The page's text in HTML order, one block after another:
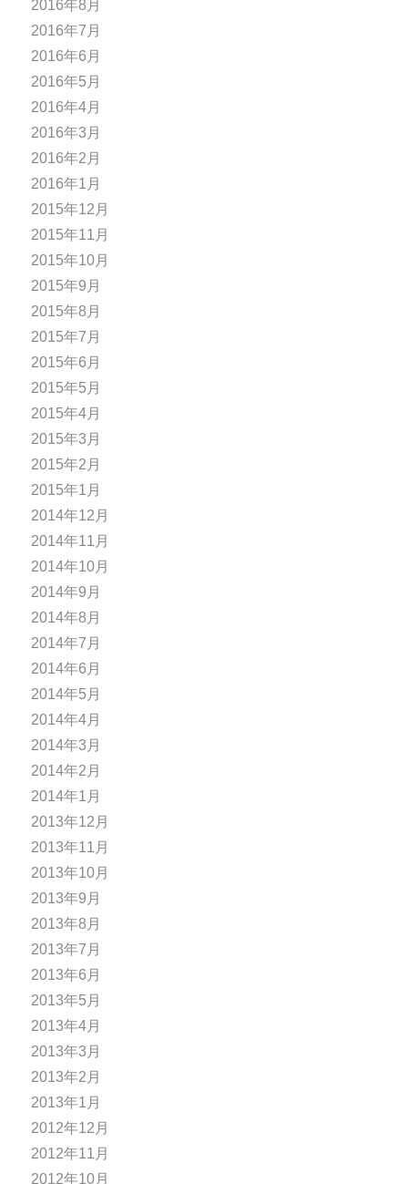
2016年8月
2016年7月
2016年6月
2016年5月
2016年4月
2016年3月
2016年2月
2016年1月
2015年12月
2015年11月
2015年10月
2015年9月
2015年8月
2015年7月
2015年6月
2015年5月
2015年4月
2015年3月
2015年2月
2015年1月
2014年12月
2014年11月
2014年10月
2014年9月
2014年8月
2014年7月
2014年6月
2014年5月
2014年4月
2014年3月
2014年2月
2014年1月
2013年12月
2013年11月
2013年10月
2013年9月
2013年8月
2013年7月
2013年6月
2013年5月
2013年4月
2013年3月
2013年2月
2013年1月
2012年12月
2012年11月
2012年10月